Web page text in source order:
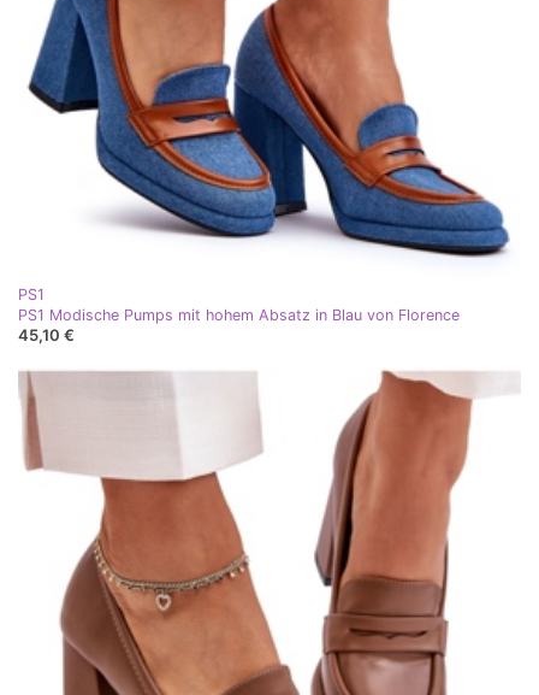
PS1
PS1 Modische Pumps mit hohem Absatz in Blau von Florence
45,10 €